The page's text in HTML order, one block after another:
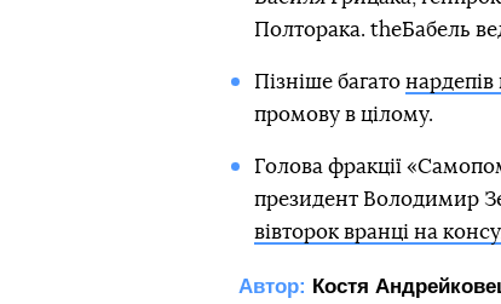
Полторака. theБабель
Пізніше багато
промову в цілому.
Голова фракції
президент Володимир
вівторок вранці на
Автор: Костя